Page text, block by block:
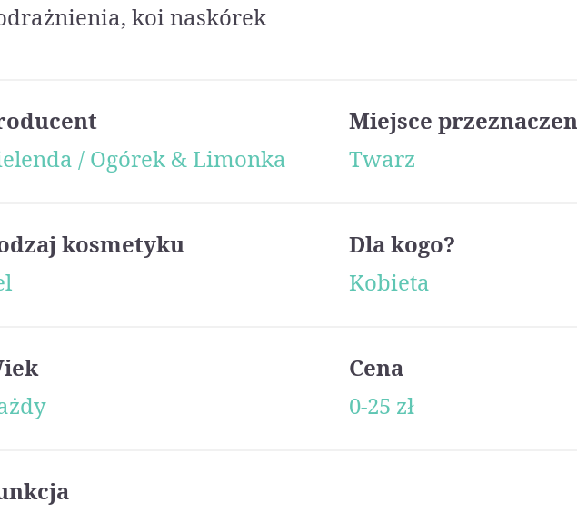
koi naskórek
/ Ogórek & Limonka
Miejsce
Twarz
kosmetyku
Dla kogo?
Kobieta
Cena
0-25 zł